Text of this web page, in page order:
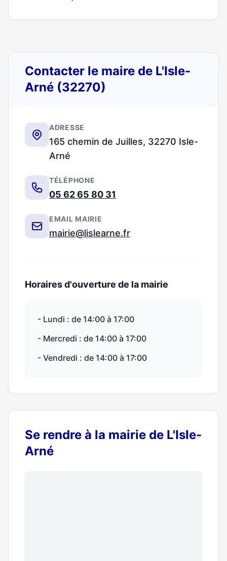
Contacter le maire de L'Isle-
Arné (32270)
ADRESSE
165 chemin de Juilles, 32270 Isle-
Arné
TÉLÉPHONE
05 62 65 80 31
EMAIL MAIRIE
mairie@lislearne.fr
Horaires d'ouverture de la mairie
- Lundi : de 14:00 à 17:00
- Mercredi : de 14:00 à 17:00
- Vendredi : de 14:00 à 17:00
Se rendre à la mairie de L'Isle-
Arné